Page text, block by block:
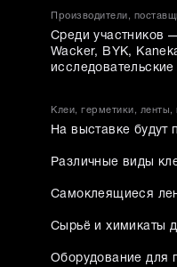
Производители,
Среди участников
Wacker, BYK,
Клеи, герметики,
На выставке будут
Различные виды
Самоклеящиеся
Сырьё и химикаты
Оборудование для